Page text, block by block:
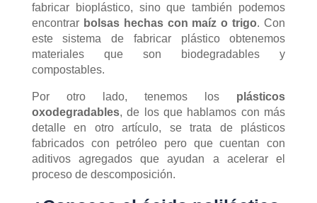
fabricar bioplástico, sino que también podemos
encontrar bolsas hechas con maíz o trigo. Con
este sistema de fabricar plástico obtenemos
materiales que son biodegradables y
compostables.
Por otro lado, tenemos los plásticos
oxodegradables, de los que hablamos con más
detalle en otro artículo, se trata de plásticos
fabricados con petróleo pero que cuentan con
aditivos agregados que ayudan a acelerar el
proceso de descomposición.